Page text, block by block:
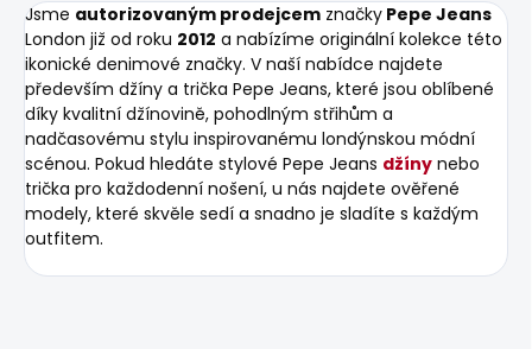
Jsme autorizovaným prodejcem značky Pepe Jeans
London již od roku 2012 a nabízíme originální kolekce této
ikonické denimové značky. V naší nabídce najdete
především džíny a trička Pepe Jeans, které jsou oblíbené
díky kvalitní džínovině, pohodlným střihům a
nadčasovému stylu inspirovanému londýnskou módní
scénou. Pokud hledáte stylové Pepe Jeans džíny nebo
trička pro každodenní nošení, u nás najdete ověřené
modely, které skvěle sedí a snadno je sladíte s každým
outfitem.